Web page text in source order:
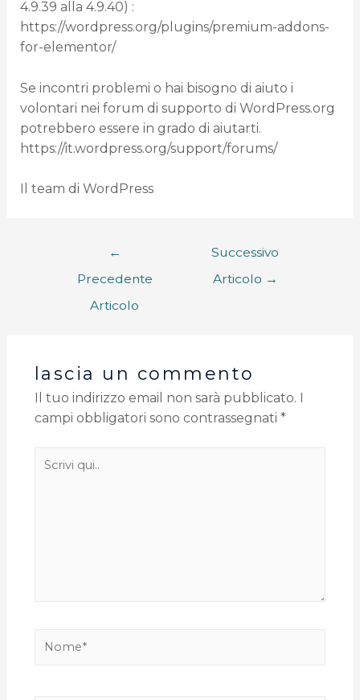
4.9.39 alla 4.9.40) :
https://wordpress.org/plugins/premium-addons-
for-elementor/
Se incontri problemi o hai bisogno di aiuto i
volontari nei forum di supporto di WordPress.org
potrebbero essere in grado di aiutarti.
https://it.wordpress.org/support/forums/
Il team di WordPress
←
Precedente
Articolo
Successivo
Articolo →
lascia un commento
Il tuo indirizzo email non sarà pubblicato.
campi obbligatori sono contrassegnati *